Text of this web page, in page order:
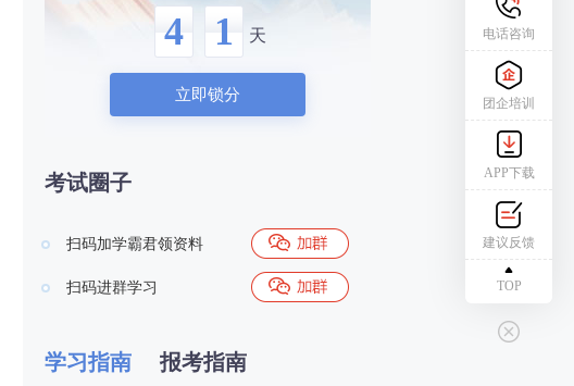
4 1 天
立即锁分
考试圈子
扫码加学霸君领资料
扫码进群学习
学习指南 报考指南
电话咨询
团企培训
APP下载
建议反馈
TOP